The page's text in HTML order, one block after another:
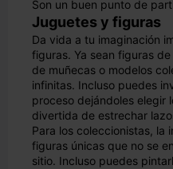
Son un buen punto de
Juguetes y figuras
Da vida a tu imaginación
figuras. Ya sean figuras
de muñecas o modelos
infinitas. Incluso puedes
proceso dejándoles elegir
divertida de estrechar
Para los coleccionistas, la
figuras únicas que no se
sitio. Incluso puedes